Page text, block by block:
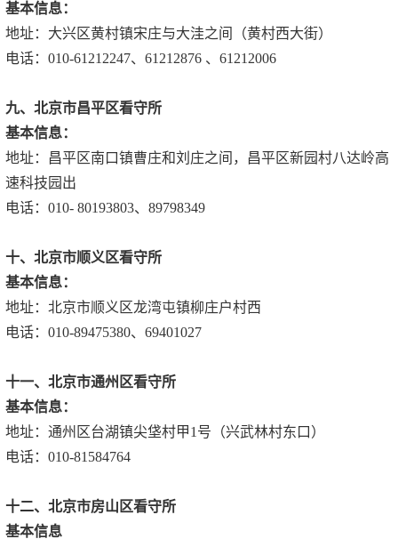
基本信息：
地址：大兴区黄村镇宋庄与大洼之间（黄村西大街）
电话：010-61212247、61212876 、61212006
九、北京市昌平区看守所
基本信息：
地址：昌平区南口镇曹庄和刘庄之间，昌平区新园村八达岭高
速科技园出
电话：010- 80193803、89798349
十、北京市顺义区看守所
基本信息：
地址：北京市顺义区龙湾屯镇柳庄户村西
电话：010-89475380、69401027
十一、北京市通州区看守所
基本信息：
地址：通州区台湖镇尖垡村甲1号（兴武林村东口）
电话：010-81584764
十二、北京市房山区看守所
基本信息